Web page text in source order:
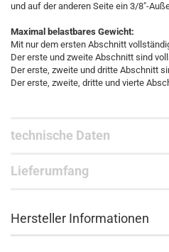
und auf der anderen Seite ein 3/8"-
Maximal belastbares Gewicht:
Mit nur dem ersten Abschnitt
Der erste und zweite Abschnitt sind
Der erste, zweite und dritte Abschnitt
Der erste, zweite, dritte und vierte
technische Daten
Lieferumfang
Hersteller Informationen